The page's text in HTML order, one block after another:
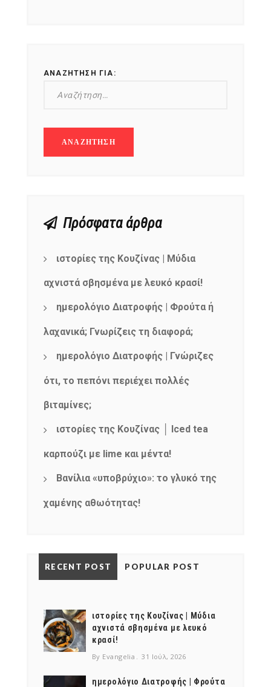
ΑΝΑΖΉΤΗΣΗ ΓΙΑ:
Πρόσφατα άρθρα
ιστορίες της Κουζίνας | Μύδια
αχνιστά σβησμένα με λευκό κρασί!
ημερολόγιο Διατροφής | Φρούτα ή
λαχανικά; Γνωρίζεις τη διαφορά;
ημερολόγιο Διατροφής | Γνώριζες
ότι, το πεπόνι περιέχει πολλές
βιταμίνες;
ιστορίες της Κουζίνας │ Iced tea
καρπούζι με lime και μέντα!
Βανίλια «υποβρύχιο»: το γλυκό της
χαμένης αθωότητας!
RECENT POST POPULAR POST
ιστορίες της Κουζίνας | Μύδια
αχνιστά σβησμένα με λευκό
κρασί!
By Evangelia 31 Ιούλ, 2026
ημερολόγιο Διατροφής | Φρούτα